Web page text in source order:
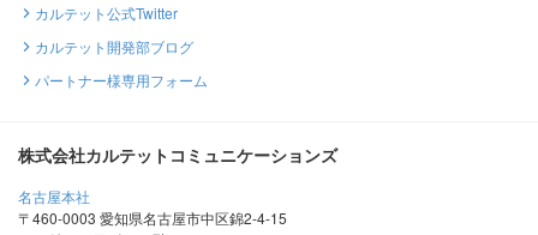
カルテット公式Twitter
カルテット開発部ブログ
パートナー様専用フォーム
株式会社カルテットコミュニケーションズ
名古屋本社
〒460-0003 愛知県名古屋市中区錦2-4-15